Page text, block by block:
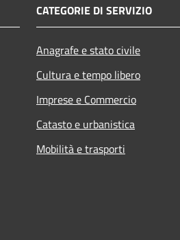
CATEGORIE DI SERVIZIO
Anagrafe e stato civile
Cultura e tempo libero
Imprese e Commercio
Catasto e urbanistica
Mobilità e trasporti